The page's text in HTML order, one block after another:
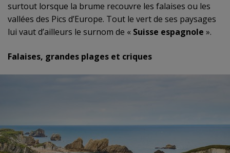
surtout lorsque la brume recouvre les falaises ou les
vallées des Pics d’Europe. Tout le vert de ses paysages
lui vaut d’ailleurs le surnom de « Suisse espagnole ».
Falaises, grandes plages et criques